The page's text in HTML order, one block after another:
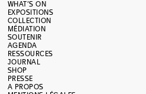
WHAT’S ON
EXPOSITIONS
COLLECTION
MÉDIATION
SOUTENIR
AGENDA
RESSOURCES
JOURNAL
SHOP
PRESSE
A PROPOS